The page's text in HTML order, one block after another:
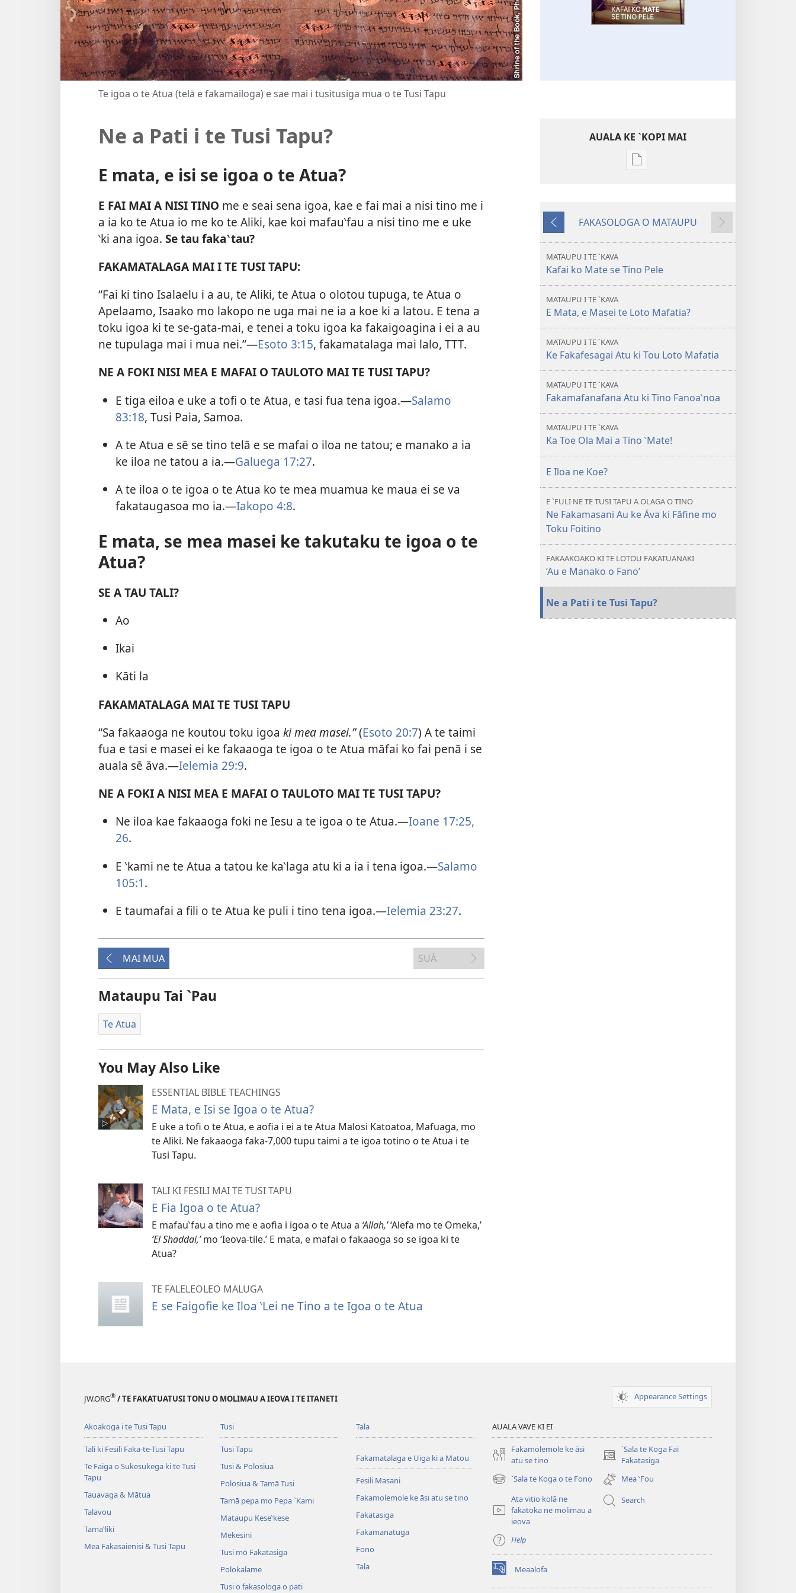
Te igoa o te Atua (telā e fakamailoga) e sae mai i tusitusiga mua o te Tusi Tapu
Ne a Pati i te Tusi Tapu?
E mata, e isi se igoa o te Atua?
E FAI MAI A NISI TINO me e seai sena igoa, kae e fai mai a nisi tino me i
a ia ko te Atua io me ko te Aliki, kae koi mafau‵fau a nisi tino me e uke
‵ki ana igoa. Se tau faka‵tau?
FAKAMATALAGA MAI I TE TUSI TAPU:
“Fai ki tino Isalaelu i a au, te Aliki, te Atua o olotou tupuga, te Atua o
Apelaamo, Isaako mo lakopo ne uga mai ne ia a koe ki a latou. E tena a
toku igoa ki te se-gata-mai, e tenei a toku igoa ka fakaigoagina i ei a au
ne tupulaga mai i mua nei.”—Esoto 3:15, fakamatalaga mai lalo, TTT.
NE A FOKI NISI MEA E MAFAI O TAULOTO MAI TE TUSI TAPU?
E tiga eiloa e uke a tofi o te Atua, e tasi fua tena igoa.—Salamo
83:18, Tusi Paia, Samoa.
A te Atua e sē se tino telā e se mafai o iloa ne tatou; e manako a ia
ke iloa ne tatou a ia.—Galuega 17:27.
A te iloa o te igoa o te Atua ko te mea muamua ke maua ei se va
fakataugasoa mo ia.—Iakopo 4:8.
E mata, se mea masei ke takutaku te igoa o te
Atua?
SE A TAU TALI?
Ao
Ikai
Kāti la
FAKAMATALAGA MAI TE TUSI TAPU
“Sa fakaaoga ne koutou toku igoa ki mea masei.”(Esoto 20:7) A te taimi
fua e tasi e masei ei ke fakaaoga te igoa o te Atua māfai ko fai penā i se
auala sē āva.—Ielemia 29:9.
NE A FOKI A NISI MEA E MAFAI O TAULOTO MAI TE TUSI TAPU?
Ne iloa kae fakaaoga foki ne Iesu a te igoa o te Atua.—Ioane 17:25,
26.
E ‵kami ne te Atua a tatou ke ka‵laga atu ki a ia i tena igoa.—Salamo
105:1.
E taumafai a fili o te Atua ke puli i tino tena igoa.—Ielemia 23:27.
MAI MUA SUĀ
Mataupu Tai `Pau
Te Atua
You May Also Like
ESSENTIAL BIBLE TEACHINGS
E Mata, e Isi se Igoa o te Atua?
E uke a tofi o te Atua, e aofia i ei a te Atua Malosi Katoatoa, Mafuaga, mo
te Aliki. Ne fakaaoga faka-7,000 tupu taimi a te igoa totino o te Atua i te
Tusi Tapu.
TALI KI FESILI MAI TE TUSI TAPU
E Fia Igoa o te Atua?
E mafau‵fau a tino me e aofia i igoa o te Atua a ‘Allah,’‘Alefa mo te Omeka,’
‘El Shaddai,’mo ‘Ieova-tile.’ E mata, e mafai o fakaaoga so se igoa ki te
Atua?
TE FALELEOLEO MALUGA
E se Faigofie ke Iloa ‵Lei ne Tino a te Igoa o te Atua
AUALA KE `KOPI MAI
Auala
mai
i
TE
Kafai
se
MAI
MUA
FAKASOLOGA O MATAUPU
SUĀ
MATAUPU I TE `KAVA
Kafai ko Mate se Tino Pele
MATAUPU I TE `KAVA
E Mata, e Masei te Loto Mafatia?
MATAUPU I TE `KAVA
Ke Fakafesagai Atu ki Tou Loto Mafatia
MATAUPU I TE `KAVA
Fakamafanafana Atu ki Tino Fanoa‵noa
MATAUPU I TE `KAVA
Ka Toe Ola Mai a Tino ‵Mate!
E Iloa ne Koe?
E `FULI NE TE TUSI TAPU A OLAGA O TINO
Ne Fakamasani Au ke Āva ki Fāfine mo
Toku Foitino
FAKAAKOAKO KI TE LOTOU FAKATUANAKI
‘Au e Manako o Fano’
Ne a Pati i te Tusi Tapu?
JW.ORG® / TE FAKATUATUSI TONU O MOLIMAU A IEOVA I TE ITANETI Appearance Settings
Akoakoga i te Tusi Tapu
Tali ki Fesili Faka-te-Tusi Tapu
Te Faiga o Sukesukega ki te Tusi
Tapu
Tauavaga & Mātua
Talavou
Tama‵liki
Mea Fakasaienisi & Tusi Tapu
Tusi
Tusi Tapu
Tusi & Polosiua
Polosiua & Tamā Tusi
Tamā pepa mo Pepa ˋKami
Mataupu Kese‵kese
Mekesini
Tusi mō Fakatasiga
Polokalame
Tusi o fakasologa o pati
Tala
Fakamatalaga e Uiga ki a Matou
Fesili Masani
Fakamolemole ke āsi atu se tino
Fakatasiga
Fakamanatuga
Fono
Tala
AUALA VAVE KI EI
Fakamolemole ke āsi
atu se tino
`Sala te Koga Fai
Fakatasiga
(opens
new
window)
`Sala te Koga o te Fono
(opens
window)
Mea ‵Fou
Ata vitio kolā ne
fakatoka ne molimau a
ieova
Search
Help
Meaalofa
(opens
new